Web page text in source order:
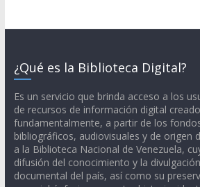
¿Qué es la Biblioteca Digital?
Es un servicio que brinda acceso a los
de recursos de información digital
fundamentalmente, a partir de los
bibliográficos, audiovisuales y de origen
a la Biblioteca Nacional de Venezuela,
difusión del conocimiento y la
documental del país, así como su